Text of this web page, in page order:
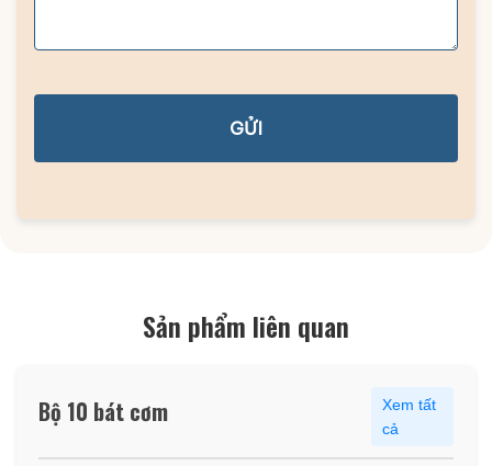
GỬI
Sản phẩm liên quan
Bộ 10 bát cơm
Xem tất
cả